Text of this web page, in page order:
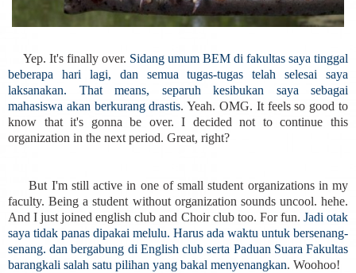
Yep. It's finally over. Sidang umum BEM di fakultas saya tinggal
beberapa hari lagi, dan semua tugas-tugas telah selesai saya
laksanakan. That means, separuh kesibukan saya sebagai
mahasiswa akan berkurang drastis. Yeah. OMG. It feels so good to
know that it's gonna be over. I decided not to continue this
organization in the next period. Great, right?
But I'm still active in one of small student organizations in my
faculty. Being a student without organization sounds uncool. hehe.
And I just joined english club and Choir club too. For fun. Jadi otak
saya tidak panas dipakai melulu. Harus ada waktu untuk bersenang-
senang. dan bergabung di English club serta Paduan Suara Fakultas
barangkali salah satu pilihan yang bakal menyenangkan. Woohoo!